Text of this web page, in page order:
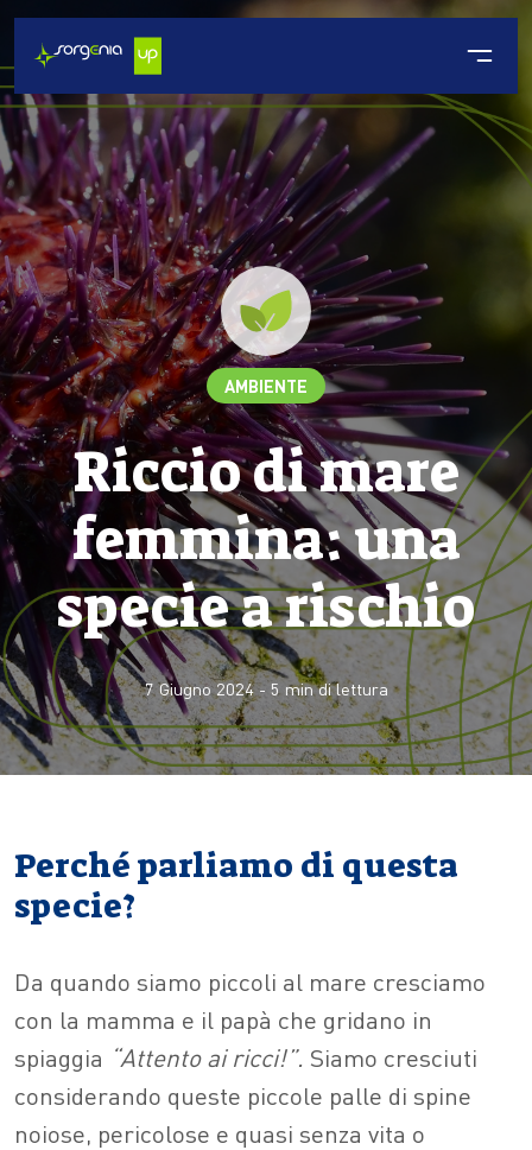
AMBIENTE
Riccio di mare
femmina: una
specie a rischio
7 Giugno 2024-5min di lettura
Perché parliamo di questa
specie?
Da quando siamo piccoli al mare cresciamo
con la mamma e il papà che gridano in
spiaggia “Attento ai ricci!”. Siamo cresciuti
considerando queste piccole palle di spine
noiose, pericolose e quasi senza vita o